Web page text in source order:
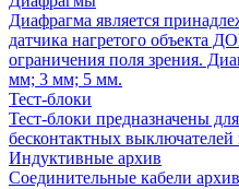
Диафрагма является
датчика нагретого объекта
ограничения поля зрения.
мм; 3 мм; 5 мм.
Тест-блоки
Тест-блоки предназначены
бесконтактных выключателей
Индуктивные архив
Соединительные кабели архив